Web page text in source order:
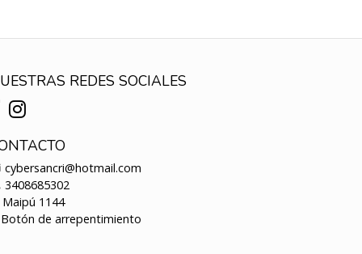
REDES SOCIALES
cybersancri@hotmail.com
3408685302
Maipú 1144
de arrepentimiento